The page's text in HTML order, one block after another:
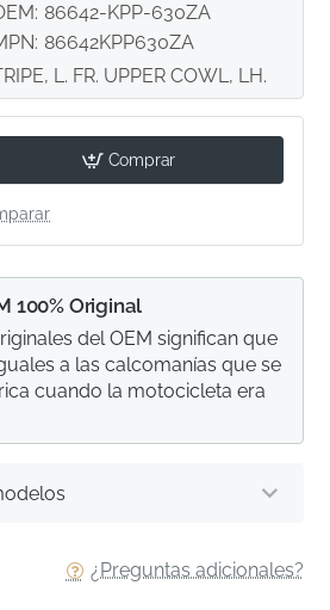
86642-KPP-630ZA
86642KPP630ZA
L. FR. UPPER COWL, LH.
Comprar
¿Preguntas adicionales?
100% Original
del OEM significan que
a las calcomanías que se
cuando la motocicleta era